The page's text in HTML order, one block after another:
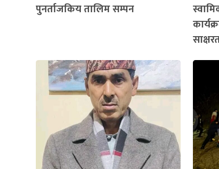
पुनर्ताजकिय तालिम सम्पन